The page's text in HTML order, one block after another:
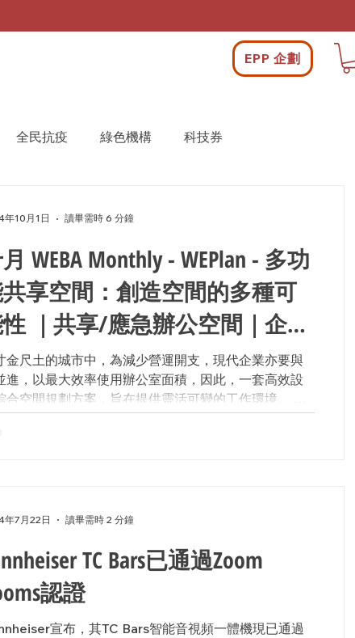
EPP 企劃
全民抗疫 綠色機構 科技券
WEBA Monthly - WEPlan - 多功
享空間：創造空間的多種可
｜共享/應急辦公空間｜企業
室｜展示中心
金尺土的城市中，為減少營運開支，現代企業亦要與
進，以最大效率使用辦公室面積，因此，一套高效設
合空間規劃方案，旨在提供靈活可變的工作環境。 這
案不僅滿足日常的辦公需求，更兼顧到特殊活動的舉
如重要會議或產品展示等。每個區域均設計以支持快
年10月1日 讀畢需時 6 分鐘
TC Bars已通過Zoom
認證
宣布，其TC Bars智能音視頻一體機現已通過
年7月22日 讀畢需時 2 分鐘